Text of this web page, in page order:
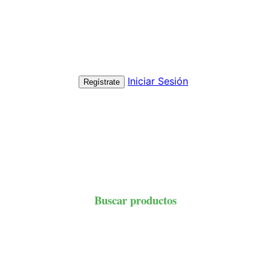
Regístrate Iniciar Sesión
Buscar productos